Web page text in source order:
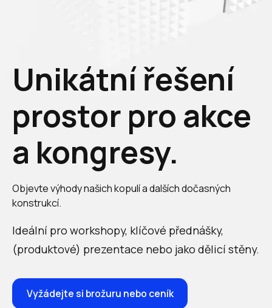
Unikátní řešení
prostor pro akce
a kongresy.
Objevte výhody našich kopulí a dalších dočasných
konstrukcí.
Ideální pro workshopy, klíčové přednášky,
(produktové) prezentace nebo jako dělicí stěny.
Vyžádejte si brožuru nebo ceník